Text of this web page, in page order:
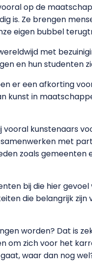
op de
is. Ze brengen
eigen bubbel
met
en hun studenten
er een afkorting
kunst in
vooral kunstenaars
met
zoals gemeenten
bij die hier
die belangrijk
worden? Dat is
om zich voor het
waar dan nog